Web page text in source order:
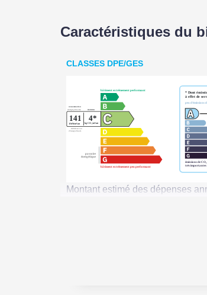
Caractéristiques du
CLASSES DPE/GES
Montant estimé des dépenses